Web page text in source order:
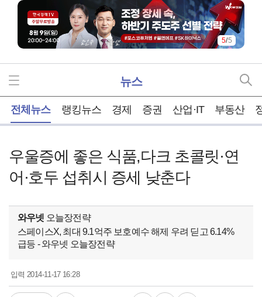
5/5
뉴스
전체뉴스 랭킹뉴스 경제 증권 산업·IT 부동산
우울증에 좋은 식품,다크 초콜릿·연
어·호두 섭취시 증세 낮춘다
와우넷 오늘장전략
스페이스X, 최대 9.1억주 보호예수 해제 우려 딛고 6.14%
급등 - 와우넷 오늘장전략
입력2014-11-17 16:28